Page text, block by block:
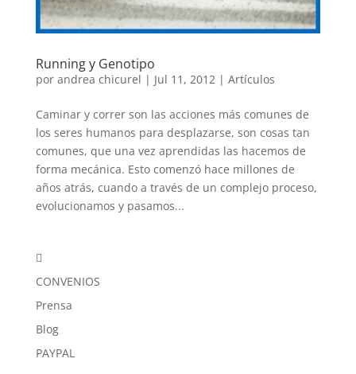
Running y Genotipo
por andrea chicurel | Jul 11, 2012 | Artículos
Caminar y correr son las acciones más comunes de
los seres humanos para desplazarse, son cosas tan
comunes, que una vez aprendidas las hacemos de
forma mecánica. Esto comenzó hace millones de
años atrás, cuando a través de un complejo proceso,
evolucionamos y pasamos...

CONVENIOS
Prensa
Blog
PAYPAL